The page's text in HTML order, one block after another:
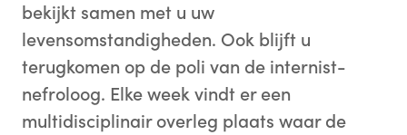
bekijkt samen met u uw
levensomstandigheden. Ook blijft u
terugkomen op de poli van de internist-
nefroloog. Elke week vindt er een
multidisciplinair overleg plaats waar de